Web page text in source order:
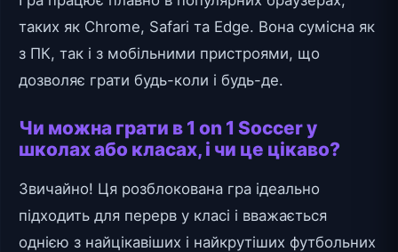
таких як Chrome, Safari та Edge. Вона сумісна як
з ПК, так і з мобільними пристроями, що
дозволяє грати будь-коли і будь-де.
Чи можна грати в 1 on 1 Soccer у
школах або класах, і чи це цікаво?
Звичайно! Ця розблокована гра ідеально
підходить для перерв у класі і вважається
однією з найцікавіших і найкрутіших футбольних